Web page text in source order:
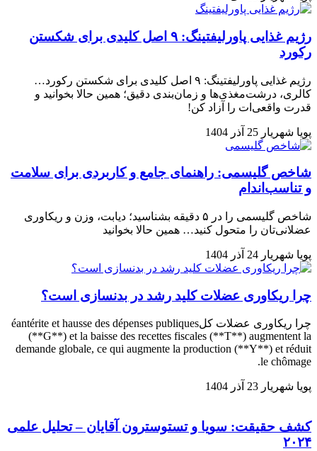
رژیم غذایی پاورلیفتینگ: ۹ اصل کلیدی برای شکستن
رکورد
رژیم غذایی پاورلیفتینگ: ۹ اصل کلیدی برای شکستن رکورد…
کالری، درشت‌مغذی‌ها و زمان‌بندی دقیق؛ همین حالا بخوانید و
قدرت واقعی‌ات را آزاد کن!
پویا شهریار 25 آذر 1404
شاخص گلیسمی: راهنمای جامع و کاربردی برای سلامت
و تناسب‌اندام
شاخص گلیسمی را در ۵ دقیقه بشناسید؛ دیابت، وزن و ریکاوری
عضلانی‌تان را متحول کنید… همین حالا بخوانید
پویا شهریار 24 آذر 1404
چرا ریکاوری عضلات کلید رشد در بدنسازی است؟
چرا ریکاوری عضلات کلéantérite et hausse des dépenses publiques
(**G**) et la baisse des recettes fiscales (**T**) augmentent la
demande globale, ce qui augmente la production (**Y**) et réduit
le chômage.
پویا شهریار 23 آذر 1404
کشف حقیقت: سویا و تستوسترون آقایان – تحلیل علمی
۲۰۲۴